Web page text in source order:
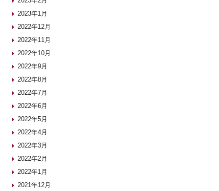
2023年1月
2022年12月
2022年11月
2022年10月
2022年9月
2022年8月
2022年7月
2022年6月
2022年5月
2022年4月
2022年3月
2022年2月
2022年1月
2021年12月